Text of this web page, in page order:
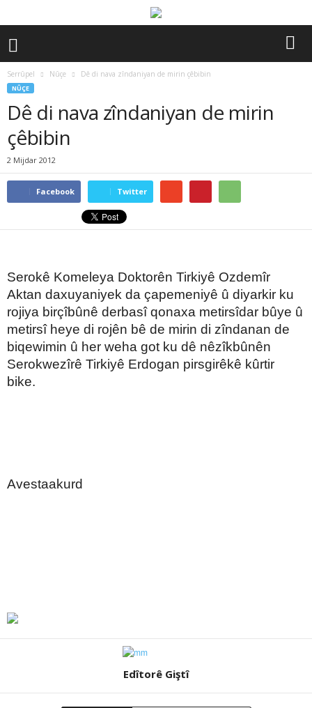
Serrûpel Nûçe Dê di nava zîndaniyan de mirin çêbibin
NÛÇE
Dê di nava zîndaniyan de mirin
çêbibin
2 Mijdar 2012
Facebook Twitter
Serokê Komeleya Doktorên Tirkiyê Ozdemîr
Aktan daxuyaniyek da çapemeniyê û diyarkir ku
rojiya birçîbûnê derbasî qonaxa metirsîdar bûye û
metirsî heye di rojên bê de mirin di zîndanan de
biqewimin û her weha got ku dê nêzîkbûnên
Serokwezîrê Tirkiyê Erdogan pirsgirêkê kûrtir
bike.
Avestaakurd
Edîtorê Giştî